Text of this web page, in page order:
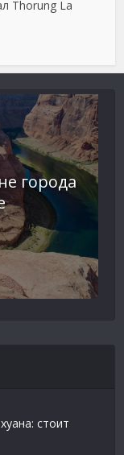
Thorung La
города
стоит